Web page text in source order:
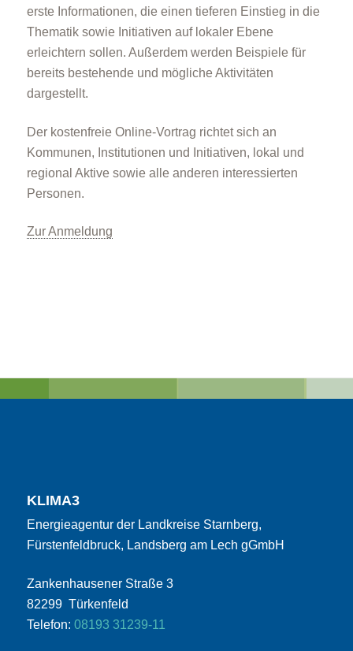
erste Informationen, die einen tieferen Einstieg in die
Thematik sowie Initiativen auf lokaler Ebene
erleichtern sollen. Außerdem werden Beispiele für
bereits bestehende und mögliche Aktivitäten
dargestellt.
Der kostenfreie Online-Vortrag richtet sich an
Kommunen, Institutionen und Initiativen, lokal und
regional Aktive sowie alle anderen interessierten
Personen.
Zur Anmeldung
KLIMA3
Energieagentur der Landkreise Starnberg,
Fürstenfeldbruck, Landsberg am Lech gGmbH
Zankenhausener Straße 3
82299 Türkenfeld
Telefon: 08193 31239-11